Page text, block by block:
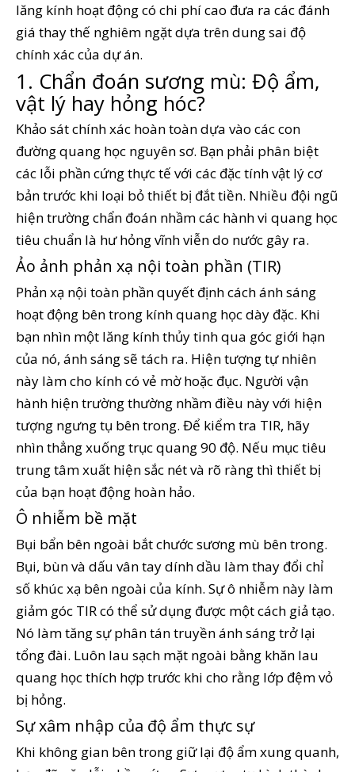
lăng kính hoạt động có chi phí cao đưa ra các đánh
giá thay thế nghiêm ngặt dựa trên dung sai độ
chính xác của dự án.
1. Chẩn đoán sương mù: Độ ẩm,
vật lý hay hỏng hóc?
Khảo sát chính xác hoàn toàn dựa vào các con
đường quang học nguyên sơ. Bạn phải phân biệt
các lỗi phần cứng thực tế với các đặc tính vật lý cơ
bản trước khi loại bỏ thiết bị đắt tiền. Nhiều đội ngũ
hiện trường chẩn đoán nhầm các hành vi quang học
tiêu chuẩn là hư hỏng vĩnh viễn do nước gây ra.
Ảo ảnh phản xạ nội toàn phần (TIR)
Phản xạ nội toàn phần quyết định cách ánh sáng
hoạt động bên trong kính quang học dày đặc. Khi
bạn nhìn một lăng kính thủy tinh qua góc giới hạn
của nó, ánh sáng sẽ tách ra. Hiện tượng tự nhiên
này làm cho kính có vẻ mờ hoặc đục. Người vận
hành hiện trường thường nhầm điều này với hiện
tượng ngưng tụ bên trong. Để kiểm tra TIR, hãy
nhìn thẳng xuống trục quang 90 độ. Nếu mục tiêu
trung tâm xuất hiện sắc nét và rõ ràng thì thiết bị
của bạn hoạt động hoàn hảo.
Ô nhiễm bề mặt
Bụi bẩn bên ngoài bắt chước sương mù bên trong.
Bụi, bùn và dấu vân tay dính dầu làm thay đổi chỉ
số khúc xạ bên ngoài của kính. Sự ô nhiễm này làm
giảm góc TIR có thể sử dụng được một cách giả tạo.
Nó làm tăng sự phân tán truyền ánh sáng trở lại
tổng đài. Luôn lau sạch mặt ngoài bằng khăn lau
quang học thích hợp trước khi cho rằng lớp đệm vỏ
bị hỏng.
Sự xâm nhập của độ ẩm thực sự
Khi không gian bên trong giữ lại độ ẩm xung quanh,